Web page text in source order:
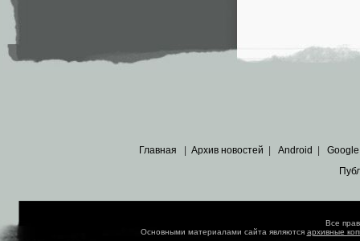
Главная Архив новостей Android Google
Все
Основными материалами сайта являются архивные